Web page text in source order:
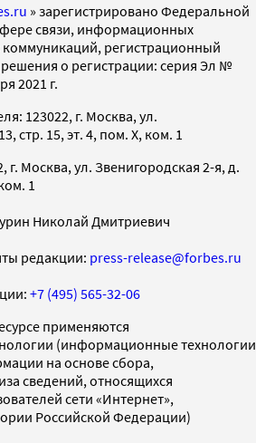
» зарегистрировано Федеральной
связи, информационных
коммуникаций, регистрационный
о регистрации: серия Эл №
2021 г.
123022, г. Москва, ул.
стр. 15, эт. 4, пом. X, ком. 1
г. Москва, ул. Звенигородская 2-я, д.
1
Николай Дмитриевич
редакции: press-release@forbes.ru
+7 (495) 565-32-06
применяются
(информационные технологии
на основе сбора,
сведений, относящихся
сети «Интернет»,
Российской Федерации)